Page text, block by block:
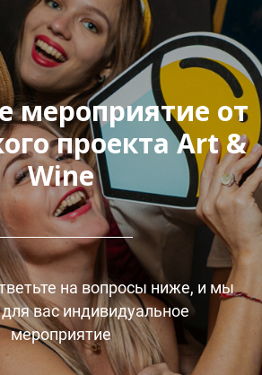
мероприятие от
проекта Art &
Wine
на вопросы ниже, и мы
вас индивидуальное
мероприятие